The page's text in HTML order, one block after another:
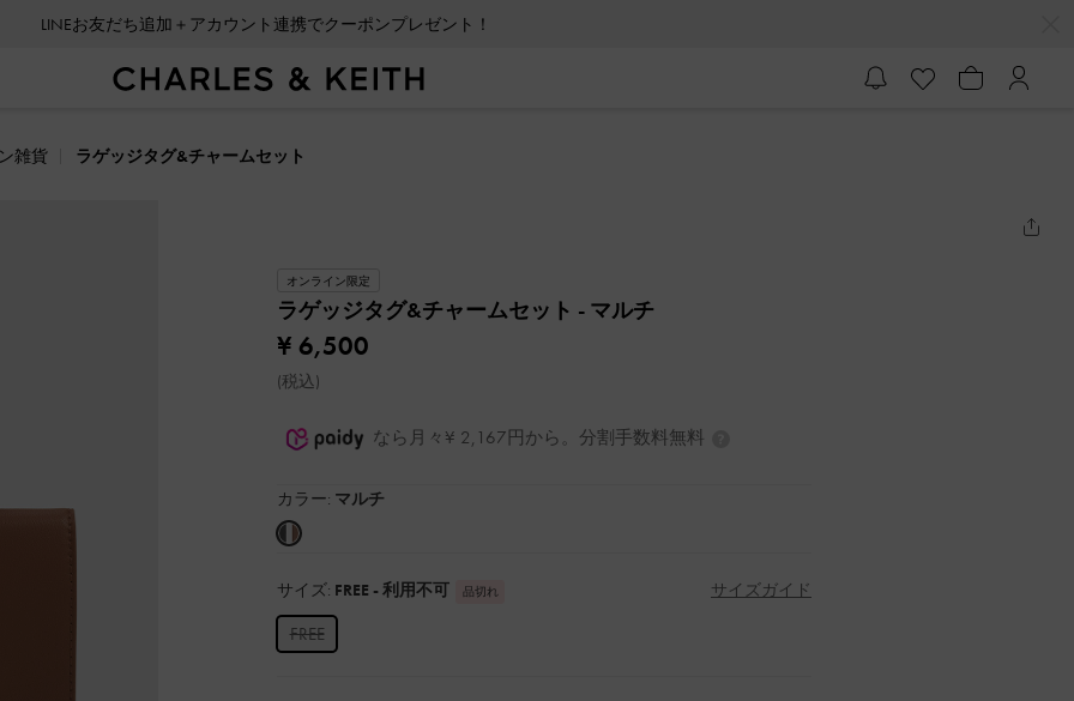
LINEお友だち追加＋アカウント連携でクーポンプレゼント！
雑貨 ラゲッジタグ&チャームセット
オンライン限定
ラゲッジタグ&チャームセット - マルチ
¥ 6,500
(税込)
なら月々¥ 2,167円から。分割手数料無料
カラー: マルチ
サイズ: FREE - 利用不可 品切れ サイズガイド
FREE